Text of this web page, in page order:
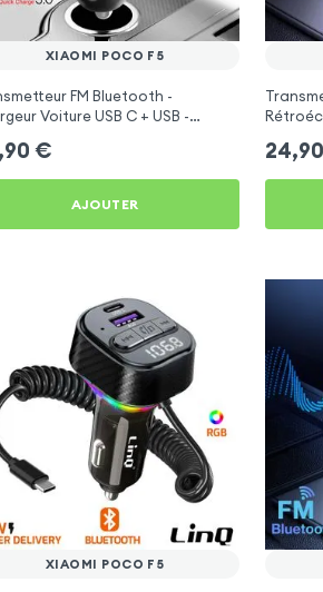
XIAOMI POCO F5
FM Bluetooth -
Voiture USB C + USB -
€
AJOUTER
24,90
XIAOMI POCO F5